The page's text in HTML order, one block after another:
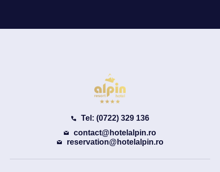
Tel: (0722) 329 136
contact@hotelalpin.ro
reservation@hotelalpin.ro